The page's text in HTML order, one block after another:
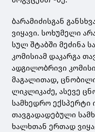
ბარამიძისგან
ვიყავი. სოხუმელი
სულ შტაბში მეძინა
კომისიამ დაკარგა
ადგილობრივი
მაგალითად,
ლიკლიკაძე, ასევე
სამხედრო ექსპერტი
თავგადადებული
ხალხთან ერთად